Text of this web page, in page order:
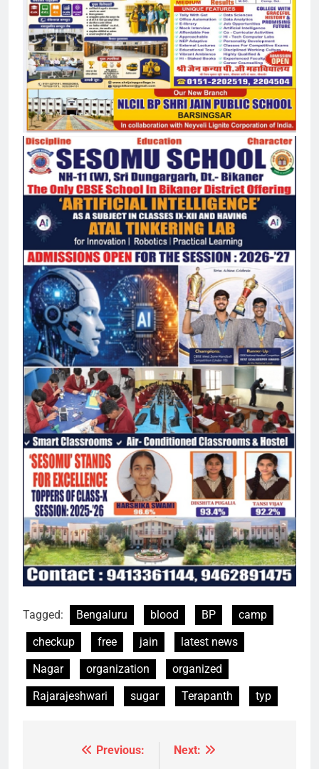
Tagged: Bengaluru blood BP
camp
checkup
free jain
latest news
Nagar
organization
organized
Rajarajeshwari
sugar Terapanth typ
Previous:
Next: